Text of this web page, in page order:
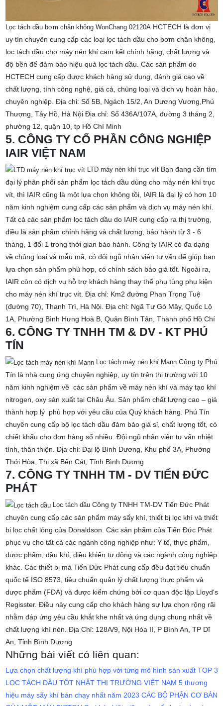
Lọc tách dầu bơm chân không WonChang 02120A HCTECH là đơn vị
uy tín chuyên cung cấp các loại lọc tách dầu cho bơm chân không,
lọc tách dầu cho máy nén khí cam kết chính hãng, chất lượng và
độ bền để đảm bảo hiệu quả lọc tách dầu. Các sản phẩm do
HCTECH cung cấp được khách hàng sử dụng, đánh giá cao về
chất lượng, tính công nghệ, giá cả, chủng loại và dịch vụ hoàn hảo,
chuyên nghiệp. Địa chỉ: Số 5B, Ngách 15/2, An Dương Vương,Phú
Thượng, Tây Hồ, Hà Nội Địa chỉ: Số 436A/107A, đường 3 tháng 2,
phường 12, quận 10, tp Hồ Chí Minh
5. CÔNG TY CỔ PHẦN CÔNG NGHIỆP
IAIR VIỆT NAM
LTD máy nén khí trục vít Bạn đang cần tìm
đại lý phân phối sản phẩm lọc tách dầu dùng cho máy nén khí trục
vít, thì IAIR cũng là một lựa chọn không tồi, IAIR là đại lý có hơn 10
năm kinh nghiệm cung cấp các sản phẩm và dịch vụ máy nén khí.
Tất cả các sản phẩm lọc tách dầu do IAIR cung cấp ra thị trường,
điều là sản phẩm chính hãng và chất lượng, bảo hành từ 3 - 6
tháng, 1 đổi 1 trong thời gian bảo hành. Công ty IAIR có đa dạng
về chủng loại và mẫu mã, có đội ngũ nhân viên tư vấn để giúp bạn
lựa chọn sản phẩm phù hợp, có chính sách báo giá tốt. Ngoài ra,
IAIR còn có dịch vụ hỗ trợ khách hàng thay thế phụ tùng phụ kiện
cho máy nén khí trục vít. Địa chỉ: Km2 đường Phan Trọng Tuệ
(đường 70), Thanh Trì, Hà Nội. Địa chỉ: Ngã Tư Gò Mây, Quốc Lộ
1A, Phường Bình Hưng Hoà B, Quận Bình Tân, Thành phố Hồ Chí
6. CÔNG TY TNHH TM & DV - KT PHÚ
TÍN
Lọc tách máy nén khí Mann Công ty Phú
Tín là nhà cung ứng chuyên nghiệp, uy tín trên thị trường với 10
năm kinh nghiệm về các sản phẩm về máy nén khí và máy tạo khí
nitrogen, oxy sản xuất tại Châu Âu. Sản phẩm chất lượng cao – giá
thành hợp lý phù hợp với yêu cầu của Quý khách hàng. Phú Tín
chuyên cung cấp bộ lọc tách dầu đảm bảo giá sỉ, chất lượng tốt, có
chiết khấu cho đơn hàng số nhiều. Đội ngũ nhân viên tư vấn nhiệt
tình, thân thiện. Địa chỉ: Đại lộ Bình Dương, Khu phố 3A, Phường
Thới Hòa, Thị xã Bến Cát, Tỉnh Bình Dương
7. CÔNG TY TNHH TM - DV TIẾN ĐỨC
PHÁT
Lọc tách dầu Công ty TNHH TM-DV Tiến Đức Phát
chuyên cung cấp các sản phẩm máy sấy khí, thiết bị lọc khí và thiết
bị lọc chất lỏng của Donaldson. Các sản phẩm của Tiến Đức Phát
phục vụ cho tất cả các ngành công nghiệp như: Y tế, thực phẩm,
dược phẩm, dầu khí, điều khiển tự động và các ngành công nghiệp
khác. Các thiết bị mà Tiến Đức Phát cung cấp đều đạt tiêu chuẩn
quốc tế ISO 8573, tiêu chuẩn quản lý chất lượng thực phẩm và
dược phẩm (FDA) và được kiểm chứng bởi cơ quan độc lập Lloyd's
Regisster. Điều này cung cấp cho khách hàng sự lựa chọn rộng rãi
nhằm đáp ứng yêu cầu khắt khe nhất và ứng dụng chung nhất về
chất lượng khí nén. Địa Chỉ: 128A/9, Nội Hóa II, P Bình An, TP Dĩ
An, Tỉnh Bình Dương
Những bài viết có liên quan:
Lựa chọn chất lượng khí phù hợp với từng mô hình sản xuất TOP 3
LỌC TÁCH DẦU TỐT NHẤT THỊ TRƯỜNG VIỆT NAM 5 thương
hiệu máy sấy khí bán chạy nhất năm 2023 CÁC BỘ PHẬN CƠ BẢN